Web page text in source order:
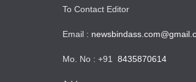
To Contact Editor
Email :
Mo. No : +91 8435870614